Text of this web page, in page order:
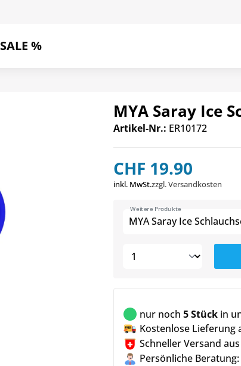
SALE %
MYA Saray Ice
Artikel-Nr.: ER10172
CHF 19.90
inkl. MwSt.zzgl. Versandkosten
MYA Saray Ice
Weitere Produkte
nur noch 5 Stück in
Kostenlose Lieferung
Schneller Versand
Persönliche Beratung: